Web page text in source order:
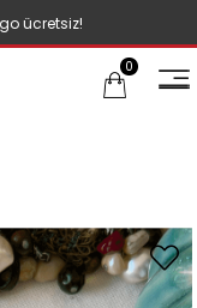
ücretsiz!
0